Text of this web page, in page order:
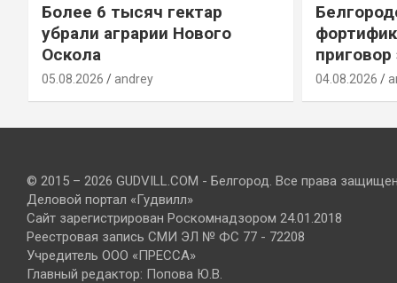
Более 6 тысяч гектар
убрали аграрии Нового
Оскола
05.08.2026 andrey 04.08.2026
© 2015 – 2026 GUDVILL.COM - Белгород. Все права
Деловой портал «Гудвилл»
Сайт зарегистрирован Роскомнадзором 24.01.2018
Реестровая запись СМИ ЭЛ № ФС 77 - 72208
Учредитель ООО «ПРЕССА»
Главный редактор: Попова Ю.В.